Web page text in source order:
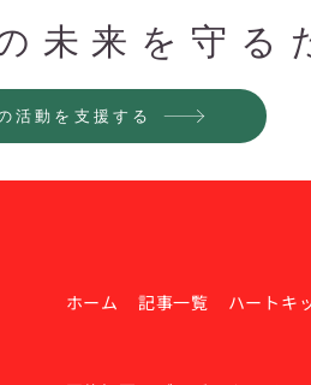
未来を守る
活動を支援する
ホーム 記事一覧 ハートキ